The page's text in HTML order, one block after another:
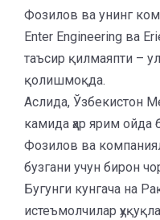
Фозилов ва унинг
Enter Engineering ва
таъсир қилмаяпти –
қолишмоқда.
Аслида, Ўзбекистон
камида ҳар ярим ойда
Фозилов ва
бузгани учун бирон
Бугунги кунгача на
истеъмолчилар